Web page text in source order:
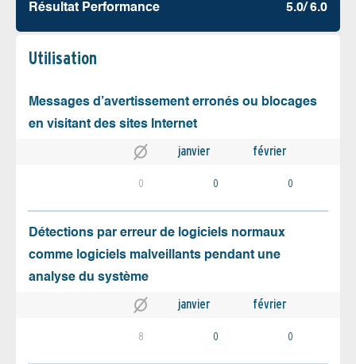
Résultat Performance 5.0/ 6.0
Utilisation
Messages d’avertissement erronés ou blocages
en visitant des sites Internet
janvier février
0 0 0
Détections par erreur de logiciels normaux
comme logiciels malveillants pendant une
analyse du système
janvier février
8 0 0